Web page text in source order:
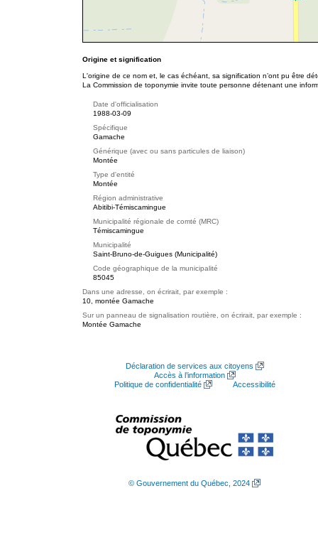
Origine et signification
L'origine de ce nom et, le cas échéant, sa signification n’ont pu être
La Commission de toponymie invite toute personne détenant une
Date d'officialisation
1988-03-09
Spécifique
Gamache
Générique (avec ou sans particules de liaison)
Montée
Type d'entité
Montée
Région administrative
Abitibi-Témiscamingue
Municipalité régionale de comté (MRC)
Témiscamingue
Municipalité
Saint-Bruno-de-Guigues (Municipalité)
Code géographique de la municipalité
85045
Dans une adresse, on écrirait, par exemple :
10, montée Gamache
Sur un panneau de signalisation routière, on écrirait, par exemple :
Montée Gamache
Déclaration de services aux citoyens
Accès à l’information
Politique de confidentialité
Accessibilité
© Gouvernement du Québec, 2024